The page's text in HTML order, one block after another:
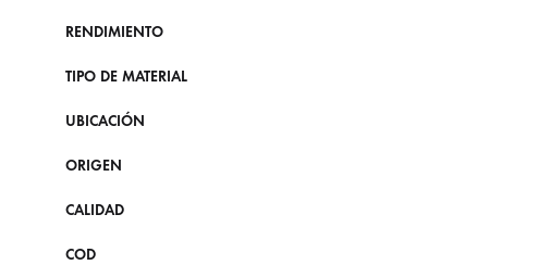
RENDIMIENTO
TIPO DE MATERIAL
UBICACIÓN
ORIGEN
CALIDAD
COD